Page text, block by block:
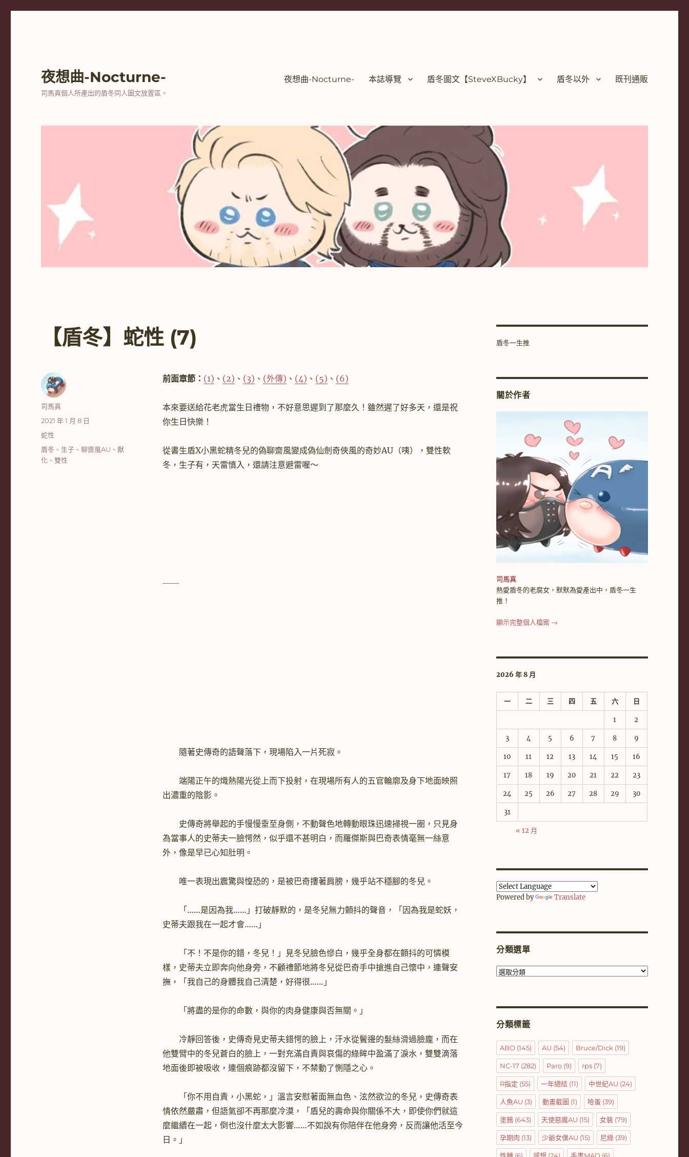
夜想曲-Nocturne-
司馬真個人所產出的盾冬同人圖文放置區。
夜想曲-Nocturne- 本誌導覽 盾冬圖文【SteveXBucky】 盾冬以外 既刊通販
【盾冬】蛇性 (7)
前面章節： (1) 、 (2) 、 (3) 、 (外傳) 、 (4) 、 (5) 、 (6)
本來要送給花老虎當生日禮物，不好意思遲到了那麼久！雖然遲了好多天，還是祝
你生日快樂！
從書生盾X小黑蛇精冬兒的偽聊齋風變成偽仙劍奇俠風的奇妙AU（咦），雙性軟
冬，生子有，天雷慎入，還請注意避雷喔～
隨著史傳奇的語聲落下，現場陷入一片死寂。
端陽正午的熾熱陽光從上而下投射，在現場所有人的五官輪廓及身下地面映照
出濃重的陰影。
史傳奇將舉起的手慢慢垂至身側，不動聲色地轉動眼珠迅速掃視一圈，只見身
為當事人的史蒂夫一臉愕然，似乎還不甚明白，而羅傑斯與巴奇表情毫無一絲意
外，像是早已心知肚明。
唯一表現出震驚與惶恐的，是被巴奇摟著肩膀，幾乎站不穩腳的冬兒。
「……是因為我……」打破靜默的，是冬兒無力顫抖的聲音，「因為我是蛇妖，
史蒂夫跟我在一起才會……」
「不！不是你的錯，冬兒！」見冬兒臉色慘白，幾乎全身都在顫抖的可憐模
樣，史蒂夫立即奔向他身旁，不顧禮節地將冬兒從巴奇手中搶進自己懷中，連聲安
撫，「我自己的身體我自己清楚，好得很……」
「將盡的是你的命數，與你的肉身健康與否無關。」
冷靜回答後，史傳奇見史蒂夫錯愕的臉上，汗水從鬢邊的髮絲滑過臉龐，而在
他雙臂中的冬兒蒼白的臉上，一對充滿自責與哀傷的綠眸中盈滿了淚水，雙雙滴落
地面後即被吸收，連個痕跡都沒留下，不禁動了惻隱之心。
「你不用自責，小黑蛇，」溫言安慰著面無血色、泫然欲泣的冬兒，史傳奇表
情依然嚴肅，但語氣卻不再那麼冷漠，「盾兒的壽命與你關係不大，即使你們就這
麼繼續在一起，倒也沒什麼太大影響……不如說有你陪伴在他身旁，反而讓他活至今
日。」
作
司馬真
發
佈
期:
2021 年 1 月 8 日
分
類
蛇性
標
籤
盾冬 、 生子 、聊齋風AU 、獸
化 、雙性
盾冬一生推
關於作者
司馬真
熱愛盾冬的老腐女，默默為愛產出中，盾冬一生
推！
顯示完整個人檔案 →
2026 年 8 月
一 二 三 四 五 六 日
1 2
3 4 5 6 7 8 9
10 11 12 13 14 15 16
17 18 19 20 21 22 23
24 25 26 27 28 29 30
31
« 12 月
Powered by Translate
分類選單
分
分類標籤
ABO(145) AU (54) Bruce/Dick (19)
NC-17 (282) Paro(9) rps(7)
R指定 (55) 一年總結(11) 中世紀AU (24)
人魚AU (3) 動畫截圖 (1) 哈蛋(39)
塗鴉(643) 天使惡魔AU (15) 女裝(79)
孕期肉 (13) 少爺女僕AU (15) 尼綠(39)